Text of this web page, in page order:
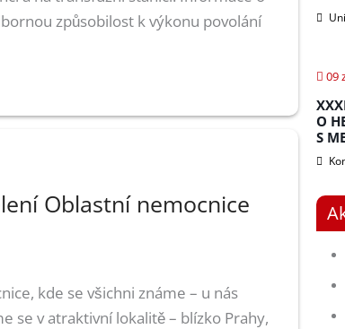
způsobilost k výkonu povolání
Oblastní nemocnice
kde se všichni známe – u nás
se v atraktivní lokalitě – blízko Prahy,
09
O
S